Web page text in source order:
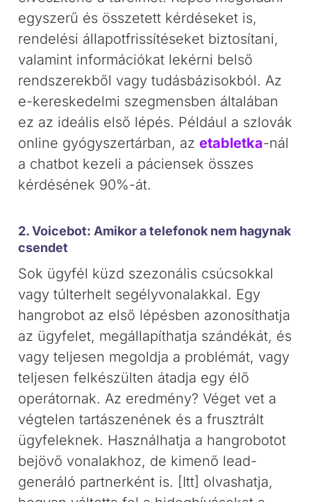
egyszerű és összetett kérdéseket is,
rendelési állapotfrissítéseket biztosítani,
valamint információkat lekérni belső
rendszerekből vagy tudásbázisokból. Az
e-kereskedelmi szegmensben általában
ez az ideális első lépés. Például a szlovák
online gyógyszertárban, azetabletka-nál
a chatbot kezeli a páciensek összes
kérdésének 90%-át.
2. Voicebot: Amikor a telefonok nem hagynak
csendet
Sok ügyfél küzd szezonális csúcsokkal
vagy túlterhelt segélyvonalakkal. Egy
hangrobot az első lépésben azonosíthatja
az ügyfelet, megállapíthatja szándékát, és
vagy teljesen megoldja a problémát, vagy
teljesen felkészülten átadja egy élő
operátornak. Az eredmény? Véget vet a
végtelen tartászenének és a frusztrált
ügyfeleknek. Használhatja a hangrobotot
bejövő vonalakhoz, de kimenő lead-
generáló partnerként is. [Itt] olvashatja,